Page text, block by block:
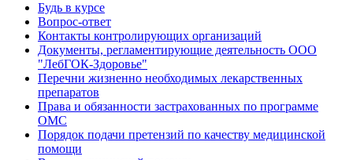
Будь в курсе
Вопрос-ответ
Контакты контролирующих организаций
Документы, регламентирующие деятельность ООО
"ЛебГОК-Здоровье"
Перечни жизненно необходимых лекарственных
препаратов
Права и обязанности застрахованных по программе
ОМС
Порядок подачи претензий по качеству медицинской
помощи